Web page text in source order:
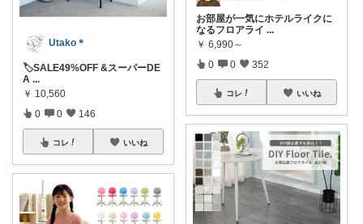
Utako＊
🏷️SALE49%OFF &スーパーDE
A ...
￥ 10,560
0 0 146
コレ いいね
お部屋が一気にホテルライクに
なるフロアライ ...
￥ 6,990～
0 0 352
コレ いいね